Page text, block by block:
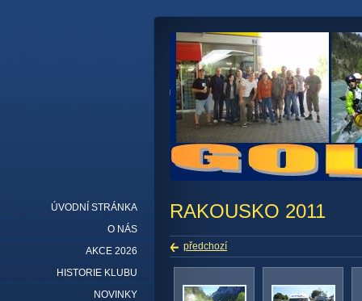
RAKOUSKO 2011
předchozí
ÚVODNÍ STRÁNKA
O NÁS
AKCE 2026
HISTORIE KLUBU
NOVINKY